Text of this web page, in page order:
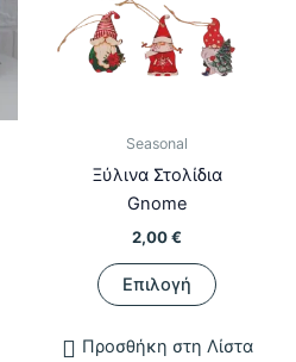
Seasonal
Ξύλινα Στολίδια
Gnome
2,00€
Επιλογή
το
έχει
Προσθήκη στη Λίστα